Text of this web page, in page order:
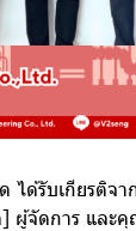
ได้รับเกียรติจา
จัดการ และ